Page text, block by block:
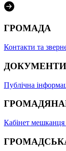
ГРОМАДА
Контакти та
ДОКУМЕНТИ
Публічна
Кабінет мешканця